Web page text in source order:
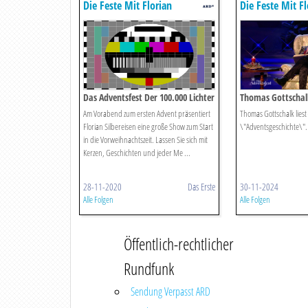
Die Feste Mit Florian
Silbereisen
Das Adventsfest Der 100.000 Lichter
Am Vorabend zum ersten Advent präsentiert
Florian Silbereisen eine große Show zum Start
in die Vorweihnachtszeit. Lassen Sie sich mit
Kerzen, Geschichten und jeder Me ...
28-11-2020 Das Erste
Alle Folgen
Die Feste Mit
Silbereisen
Thomas
Thomas Gottschalk
\"Adventsgeschichte\".
30-11-2024
Alle Folgen
Öffentlich-rechtlicher
Rundfunk
Sendung Verpasst ARD